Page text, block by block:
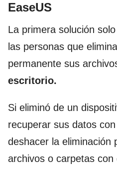
EaseUS
La primera solución
las personas que
permanente sus
escritorio.
Si eliminó de un
recuperar sus datos con
deshacer la eliminación
archivos o carpetas con